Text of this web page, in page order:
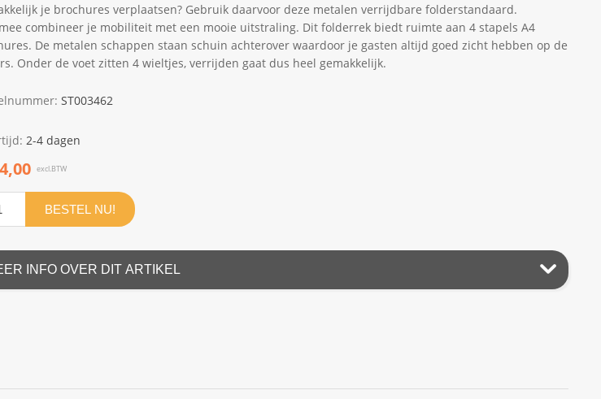
je brochures verplaatsen? Gebruik daarvoor deze metalen verrijdbare folderstandaard.
combineer je mobiliteit met een mooie uitstraling. Dit folderrek biedt ruimte aan 4 stapels A4
De metalen schappen staan schuin achterover waardoor je gasten altijd goed zicht hebben op de
Onder de voet zitten 4 wieltjes, verrijden gaat dus heel gemakkelijk.
ST003462
2-4 dagen
excl.BTW
BESTEL NU!
INFO OVER DIT ARTIKEL